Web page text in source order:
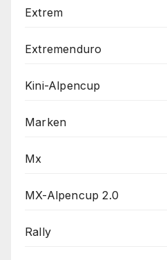
Extrem
Extremenduro
Kini-Alpencup
Marken
Mx
MX-Alpencup 2.0
Rally